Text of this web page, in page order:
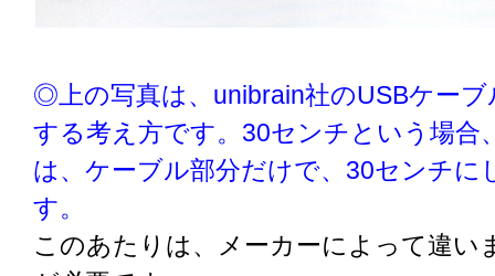
◎上の写真は、unibrain社のUSBケーブ
する考え方です。30センチという場合
は、ケーブル部分だけで、30センチに
す。
このあたりは、メーカーによって違い